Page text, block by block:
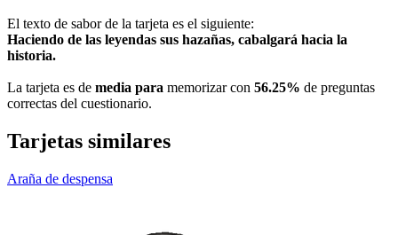
El texto de sabor de la tarjeta es el siguiente:
Haciendo de las leyendas sus hazañas, cabalgará hacia la
historia.
La tarjeta es de media para memorizar con 56.25% de preguntas
correctas del cuestionario.
Tarjetas similares
Araña de despensa